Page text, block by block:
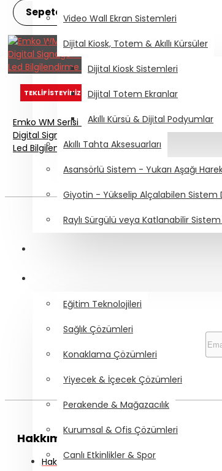
Video Wall Ekran Sistemleri
Dijital Kiosk, Totem & Akıllı Kürsüler
Dijital Kiosk Sistemleri
Dijital Totem Ekranlar
Akıllı Kürsü & Dijital Podyumlar
Akıllı Tahta Aksesuarları
Asansörlü Sistem - Yukarı Aşağı
Giyotin - Yükselip Alçalabilen Sistem
Raylı Sürgülü veya Katlanabilir
Eğitim Teknolojileri
Sağlık Çözümleri
Konaklama Çözümleri
Yiyecek & İçecek Çözümleri
Perakende & Mağazacılık
Kurumsal & Ofis Çözümleri
Canlı Etkinlikler & Spor
Sepete Ekle
TEKLIF İSTEYINIZ
Emko WM Serisi 43"
Digital Signage - Dijital 4K
Led Bilgilendirme Tabelası
Hakkımızda
Hakımızda